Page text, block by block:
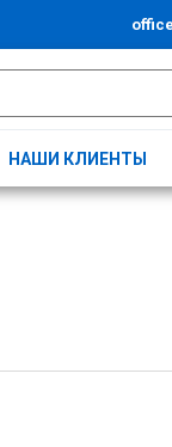
НАШИ КЛИЕНТЫ